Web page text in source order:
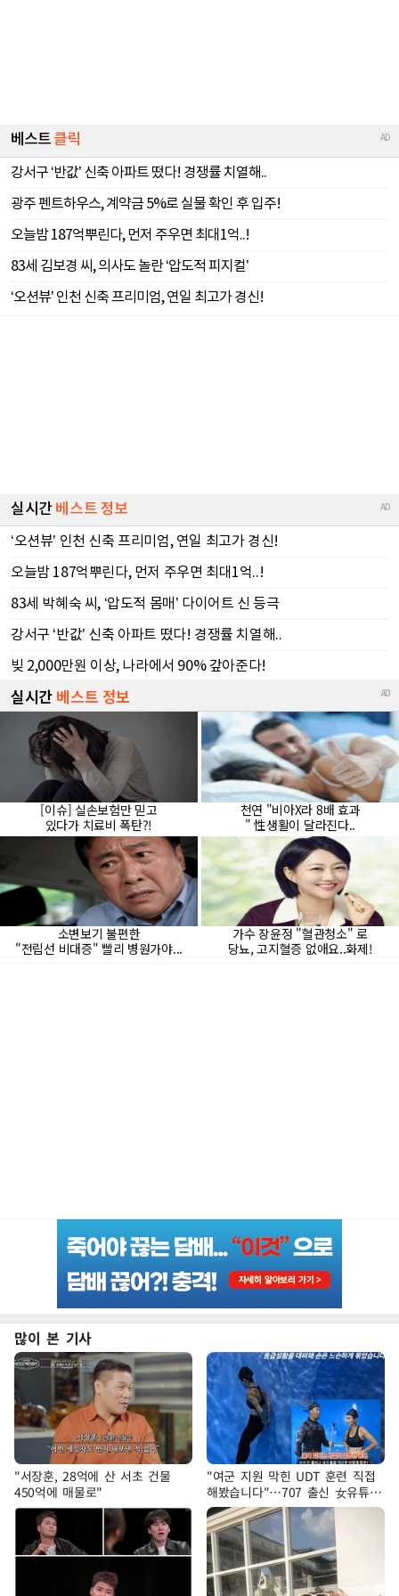
많이 본 기사
"서장훈, 28억에 산 서초 건물
450억에 매물로"
"여군 지원 막힌 UDT 훈련 직접
해봤습니다"…707 출신 女유튜버
'완벽 소화'